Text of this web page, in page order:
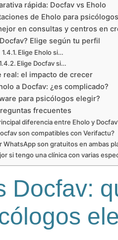
rápida: Docfav vs Eholo
de Eholo para psicólogos
en consultas y centros en
Elige según tu perfil
Elige Eholo si…
Elige Docfav si…
real: el impacto de crecer
a Docfav: ¿es complicado?
para psicólogos elegir?
frecuentes
diferencia entre Eholo y
son compatibles con Verifactu?
WhatsApp son gratuitos en ambas
si tengo una clínica con varias
Docfav: